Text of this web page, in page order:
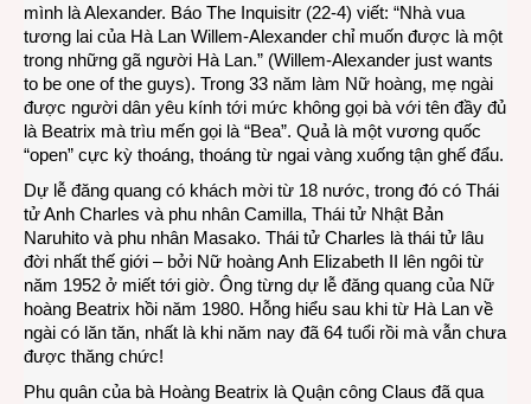
mình là Alexander. Báo The Inquisitr (22-4) viết: “Nhà vua
tương lai của Hà Lan Willem-Alexander chỉ muốn được là một
trong những gã người Hà Lan.” (Willem-Alexander just wants
to be one of the guys). Trong 33 năm làm Nữ hoàng, mẹ ngài
được người dân yêu kính tới mức không gọi bà với tên đầy đủ
là Beatrix mà trìu mến gọi là “Bea”. Quả là một vương quốc
“open” cực kỳ thoáng, thoáng từ ngai vàng xuống tận ghế đẩu.
Dự lễ đăng quang có khách mời từ 18 nước, trong đó có Thái
tử Anh Charles và phu nhân Camilla, Thái tử Nhật Bản
Naruhito và phu nhân Masako. Thái tử Charles là thái tử lâu
đời nhất thế giới – bởi Nữ hoàng Anh Elizabeth II lên ngôi từ
năm 1952 ở miết tới giờ. Ông từng dự lễ đăng quang của Nữ
hoàng Beatrix hồi năm 1980. Hỗng hiểu sau khi từ Hà Lan về
ngài có lăn tăn, nhất là khi năm nay đã 64 tuổi rồi mà vẫn chưa
được thăng chức!
Phu quân của bà Hoàng Beatrix là Quận công Claus đã qua